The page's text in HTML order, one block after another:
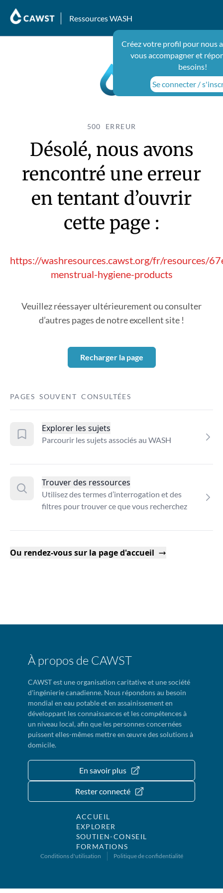
Ressources WASH
Créez votre profil pour nous
vous accompagner et
besoins!
Se connecter /
500 ERREUR
Désolé, nous avons
rencontré une erreur
en tentant d’ouvrir
cette page :
https://washresources.cawst.org/fr/resources/
menstrual-hygiene-products
Veuillez réessayer ultérieurement ou consulter
d’autres pages de notre excellent site !
Recharger la page
PAGES SOUVENT CONSULTÉES
Explorer les sujets
Parcourir les sujets associés au WASH
Trouver des ressources
Utilisez des termes d’interrogation et des
filtres pour trouver ce que vous recherchez
Ou rendez-vous sur la page d'accueil
À propos de CAWST
CAWST est une organisation caritative et une société
d'ingénierie canadienne. Nous répondons au besoin
mondial en eau potable et en assainissement en
développant les connaissances et les compétences à
un niveau local, afin que les personnes concernées
puissent elles-mêmes mettre en œuvre des solutions à
domicile.
En savoir plus
Rester connecté
ACCUEIL
EXPLORER
SOUTIEN-CONSEIL
FORMATIONS
Conditions d'utilisation Politique de confidentialité